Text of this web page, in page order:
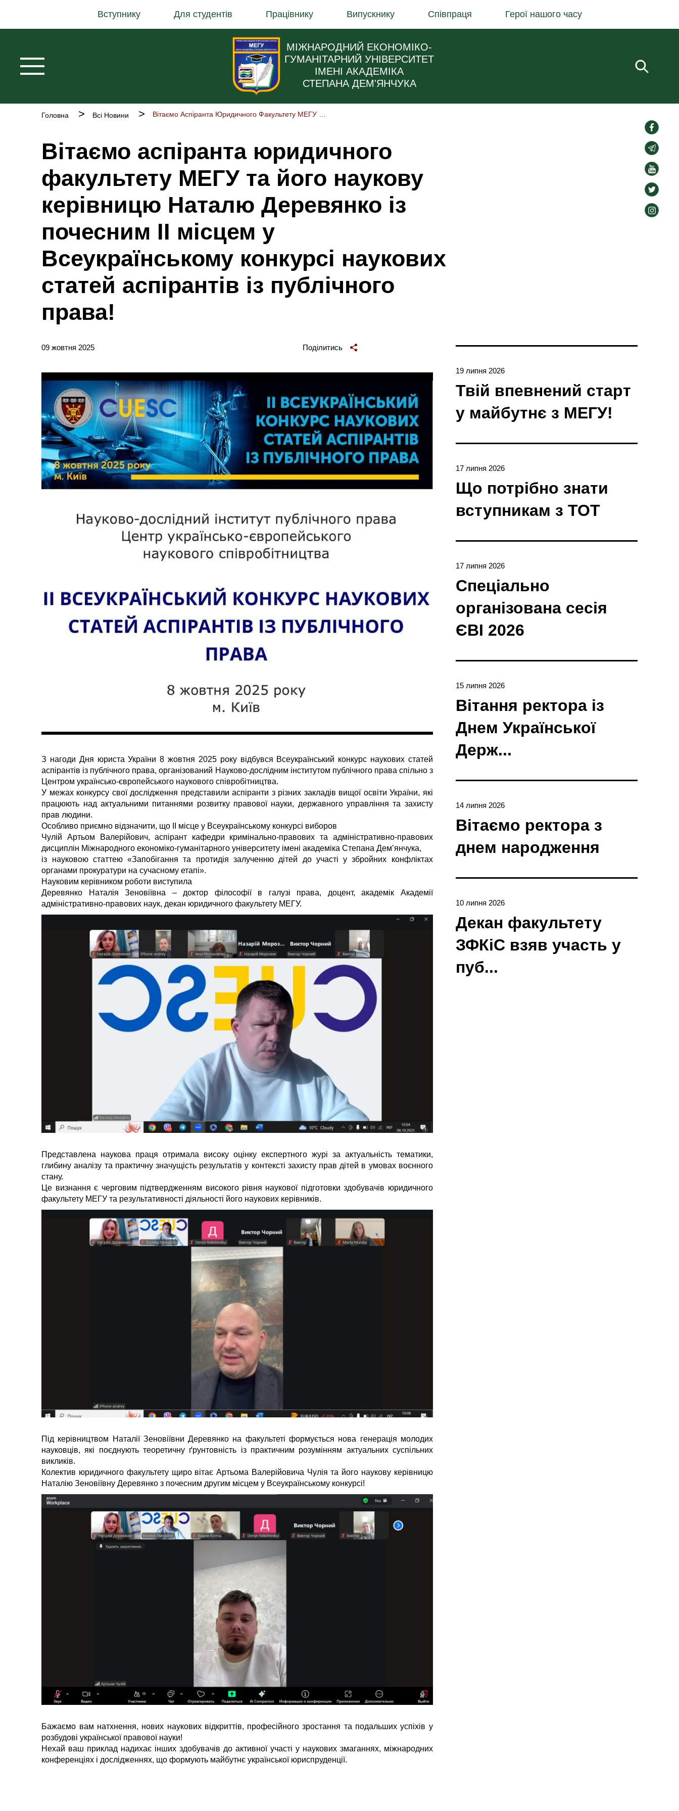
основного
Вступнику Для студентів Працівнику Випускнику Співпраця Герої нашого часу
МІЖНАРОДНИЙ ЕКОНОМІКО-
ГУМАНІТАРНИЙ УНІВЕРСИТЕТ
ІМЕНІ АКАДЕМІКА
СТЕПАНА ДЕМ'ЯНЧУКА
Рядок
Головна Всі Новини Вітаємо Аспіранта Юридичного Факультету МЕГУ Та Його Наукову Керівницю Наталю Деревянко Із Почесним ІІ Місцем У Всеукраїнському Конкурсі Наукових Статей Аспірантів Із Публічного Права!
Вітаємо аспіранта юридичного
факультету МЕГУ та його наукову
керівницю Наталю Деревянко із
почесним ІІ місцем у
Всеукраїнському конкурсі наукових
статей аспірантів із публічного
права!
09 жовтня 2025 Поділитись
З нагоди Дня юриста України 8 жовтня 2025 року відбувся Всеукраїнський конкурс наукових статей
аспірантів із публічного права, організований Науково-дослідним інститутом публічного права спільно з
Центром українсько-європейського наукового співробітництва.
У межах конкурсу свої дослідження представили аспіранти з різних закладів вищої освіти України, які
працюють над актуальними питаннями розвитку правової науки, державного управління та захисту
прав людини.
Особливо приємно відзначити, що ІІ місце у Всеукраїнському конкурсі виборов
Чулій Артьом Валерійович, аспірант кафедри кримінально-правових та адміністративно-правових
дисциплін Міжнародного економіко-гуманітарного університету імені академіка Степана Дем’янчука,
із науковою статтею «Запобігання та протидія залученню дітей до участі у збройних конфліктах
органами прокуратури на сучасному етапі».
Науковим керівником роботи виступила
Деревянко Наталія Зеновіївна – доктор філософії в галузі права, доцент, академік Академії
адміністративно-правових наук, декан юридичного факультету МЕГУ.
Представлена наукова праця отримала високу оцінку експертного журі за актуальність тематики,
глибину аналізу та практичну значущість результатів у контексті захисту прав дітей в умовах воєнного
стану.
Це визнання є черговим підтвердженням високого рівня наукової підготовки здобувачів юридичного
факультету МЕГУ та результативності діяльності його наукових керівників.
Під керівництвом Наталії Зеновіївни Деревянко на факультеті формується нова генерація молодих
науковців, які поєднують теоретичну ґрунтовність із практичним розумінням актуальних суспільних
викликів.
Колектив юридичного факультету щиро вітає Артьома Валерійовича Чулія та його наукову керівницю
Наталію Зеновіївну Деревянко з почесним другим місцем у Всеукраїнському конкурсі!
Бажаємо вам натхнення, нових наукових відкриттів, професійного зростання та подальших успіхів у
розбудові української правової науки!
Нехай ваш приклад надихає інших здобувачів до активної участі у наукових змаганнях, міжнародних
конференціях і дослідженнях, що формують майбутнє української юриспруденції.
social-
links
social-
links
social-
links
social-
links
social-
19 липня 2026
Твій впевнений старт
у майбутнє з МЕГУ!
17 липня 2026
Що потрібно знати
вступникам з ТОТ
17 липня 2026
Спеціально
організована сесія
ЄBI 2026
15 липня 2026
Вітання ректора із
Днем Української
Держ...
14 липня 2026
Вітаємо ректора з
днем народження
10 липня 2026
Декан факультету
ЗФКіС взяв участь у
пуб...